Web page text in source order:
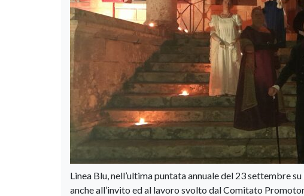
Linea Blu, nell’ultima puntata annuale del 23 settembre
anche all’invito ed al lavoro svolto dal Comitato